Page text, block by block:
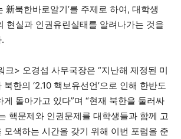
新북한바로알기’를 주제로 하여, 대학생
현실과 인권유린실태를 알려나가는 것을
크> 오경섭 사무국장은 “지난해 제정된 미
한의 ‘2.10 핵보유선언’으로 인해 한반도
게 돌아가고 있다”며 “현재 북한을 둘러싸
핵문제와 인권문제를 대학생들과 함께 고
모색하는 시간을 갖기 위해 이번 포럼을 준